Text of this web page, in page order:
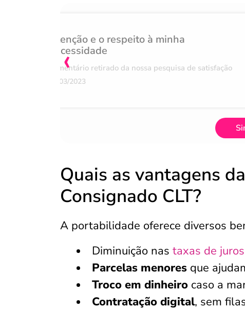
Atenção e o respeito à minha
necessidade
Comentário retirado da nossa pesquisa de satisfação
07/03/2023
‹
Quais as vantagens
Consignado CLT?
A portabilidade oferece diversos
Diminuição nas taxas de juros
Parcelas menores que
Troco em dinheiro caso a
Contratação digital, sem